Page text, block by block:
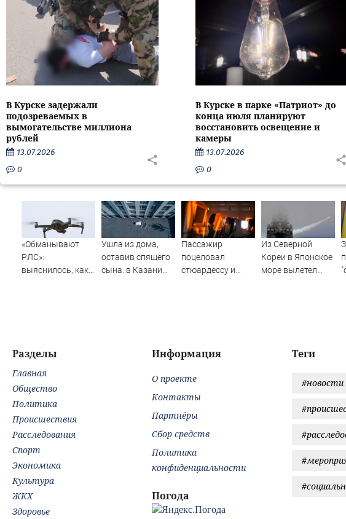
В Курске задержали
подозреваемых в
вымогательстве миллиона
рублей
13.07.2026
0
В Курске в парке «Патриот» до
конца июля планируют
восстановить освещение и
камеры
13.07.2026
0
«Обманывают
РЛС»:
выяснилось, как
Ушла из дома,
оставив спящего
сына: в Казани
Пассажир
поцеловал
стюардессу и
Из Северной
Кореи в Японское
море вылетел
Теги
#новости
Разделы
Главная
Общество
Политика
Происшествия
Расследования
Спорт
Экономика
Культура
ЖКХ
Здоровье
Информация
О проекте
Контакты
Партнёры
Сбор средств
Политика
конфиденциальности
Погода